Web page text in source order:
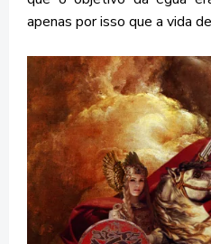
apenas por isso que a vida